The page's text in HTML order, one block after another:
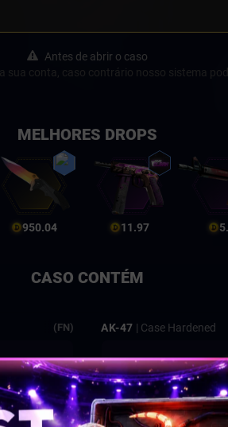
Antes de abrir o caso
conta, caso contrário nosso sistema
MELHORES DROPS
950.04 11.97
CASO CONTÉM
(FN)
- 1750
AK-47 | Case Hardened